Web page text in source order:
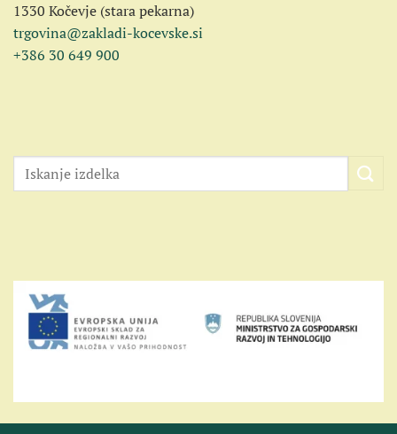
1330 Kočevje (stara pekarna)
trgovina@zakladi-kocevske.si
+386 30 649 900